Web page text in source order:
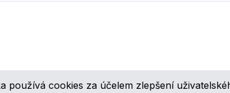
používá cookies za účelem zlepšení
speciálních cenových nabídkách a různých